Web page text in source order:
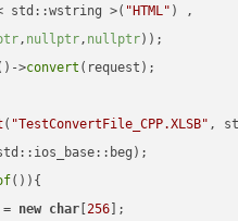
std::wstring >(
"HTML" )
, nullptr, nullptr))
>convert
( "TestConvertFile_CPP.XLSB" ,
()){
new char [256 ];